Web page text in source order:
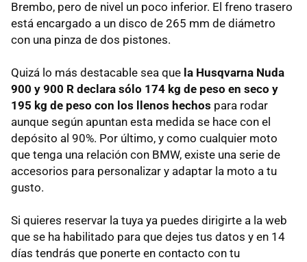
Brembo, pero de nivel un poco inferior. El freno trasero
está encargado a un disco de 265 mm de diámetro
con una pinza de dos pistones.
Quizá lo más destacable sea que la Husqvarna Nuda
900 y 900 R declara sólo 174 kg de peso en seco y
195 kg de peso con los llenos hechos para rodar
aunque según apuntan esta medida se hace con el
depósito al 90%. Por último, y como cualquier moto
que tenga una relación con BMW, existe una serie de
accesorios para personalizar y adaptar la moto a tu
gusto.
Si quieres reservar la tuya ya puedes dirigirte a la web
que se ha habilitado para que dejes tus datos y en 14
días tendrás que ponerte en contacto con tu